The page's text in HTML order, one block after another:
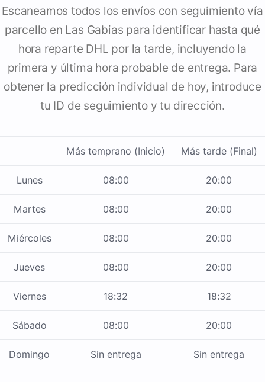
Escaneamos todos los envíos con seguimiento vía
parcello en Las Gabias para identificar hasta qué
hora reparte DHL por la tarde, incluyendo la
primera y última hora probable de entrega. Para
obtener la predicción individual de hoy, introduce
tu ID de seguimiento y tu dirección.
Más temprano (Inicio) Más tarde (Final)
Lunes 08:00 20:00
Martes 08:00 20:00
Miércoles 08:00 20:00
Jueves 08:00 20:00
Viernes 18:32 18:32
Sábado 08:00 20:00
Domingo Sin entrega Sin entrega